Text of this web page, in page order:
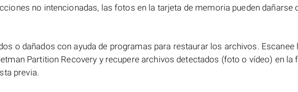
no intencionadas, las fotos en la tarjeta de memoria pueden dañarse
o dañados con ayuda de programas para restaurar los archivos. Escanee
Partition Recovery y recupere archivos detectados (foto o vídeo) en la
previa.